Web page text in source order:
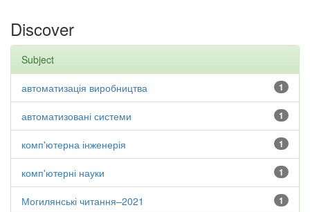
Discover
Subject
1
автоматизація виробництва
1
автоматизовані системи
1
комп'ютерна інженерія
1
комп'ютерні науки
1
Могилянські читання–2021